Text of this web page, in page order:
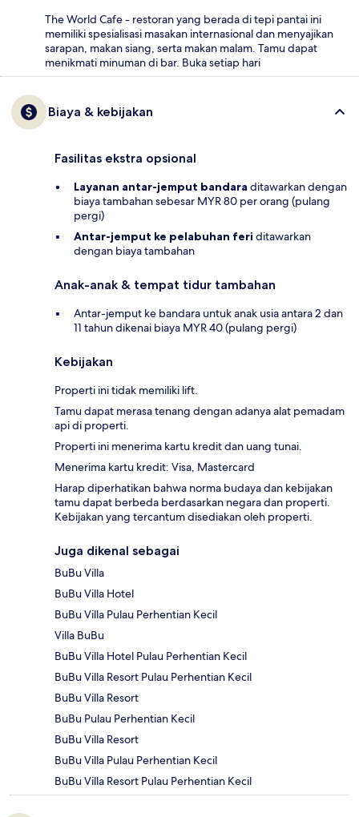
The World Cafe - restoran yang berada di tepi pantai ini
memiliki spesialisasi masakan internasional dan menyajikan
sarapan, makan siang, serta makan malam. Tamu dapat
menikmati minuman di bar. Buka setiap hari
Biaya & kebijakan
Fasilitas ekstra opsional
Layanan antar-jemput bandara ditawarkan dengan
biaya tambahan sebesar MYR 80 per orang (pulang
pergi)
Antar-jemput ke pelabuhan feri ditawarkan
dengan biaya tambahan
Anak-anak & tempat tidur tambahan
Antar-jemput ke bandara untuk anak usia antara 2 dan
11 tahun dikenai biaya MYR 40 (pulang pergi)
Kebijakan
Properti ini tidak memiliki lift.
Tamu dapat merasa tenang dengan adanya alat pemadam
api di properti.
Properti ini menerima kartu kredit dan uang tunai.
Menerima kartu kredit: Visa, Mastercard
Harap diperhatikan bahwa norma budaya dan kebijakan
tamu dapat berbeda berdasarkan negara dan properti.
Kebijakan yang tercantum disediakan oleh properti.
Juga dikenal sebagai
BuBu Villa
BuBu Villa Hotel
BuBu Villa Pulau Perhentian Kecil
Villa BuBu
BuBu Villa Hotel Pulau Perhentian Kecil
BuBu Villa Resort Pulau Perhentian Kecil
BuBu Villa Resort
BuBu Pulau Perhentian Kecil
BuBu Villa Resort
BuBu Villa Pulau Perhentian Kecil
BuBu Villa Resort Pulau Perhentian Kecil